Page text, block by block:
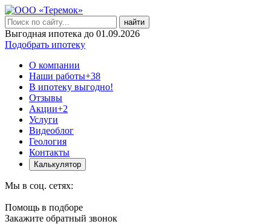
найти
Выгодная ипотека до 01.09.2026
Подобрать ипотеку
О компании
Наши работы+38
В ипотеку выгодно!
Отзывы
Акции+2
Услуги
Видеоблог
Геология
Контакты
Калькулятор
Мы в соц. сетях:
Помощь в подборе
Закажите обратный звонок